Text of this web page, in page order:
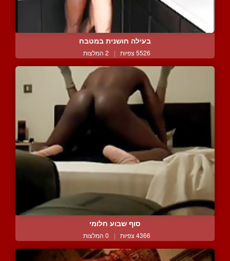
בעילה חושנית במטבח
5526 צפיות | 2 המלצות
סוף שבוע חלומי
4366 צפיות | 0 המלצות